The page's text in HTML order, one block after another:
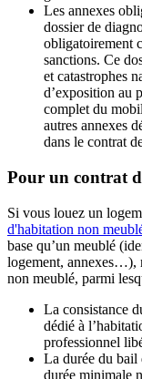
Les annexes
dossier de
obligatoirement
sanctions. Ce
et catastrophes
d’exposition au
complet du
autres annexes
dans le contrat
Pour un contrat
Si vous louez un
d'habitation non
base qu’un meublé
logement, annexes…),
non meublé, parmi
La consistance
dédié à
professionnel
La durée du bail
durée minimale